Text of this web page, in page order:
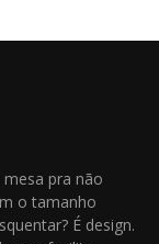
pra não
o tamanho
É design.